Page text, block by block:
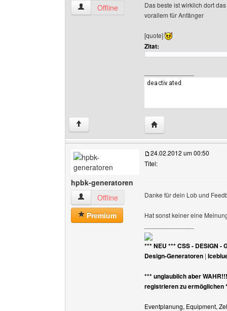
pasteck Benutzer-Profile anzeigen
Offline
Das beste ist wirklich dort
vorallem für Anfänger
[quote]
Zitat:
↑ Website dieses
hpbk-generatoren
hpbk-generatoren Benutzer-Profile anzeigen
Offline
Premium
24.02.2012 um 00:50
Titel:
Danke für dein Lob und
Hat sonst keiner eine
*** NEU *** CSS - DESIGN -
Design-Generatoren |
*** unglaublich aber
registrieren zu ermöglichen
Eventplanung, Equipment,